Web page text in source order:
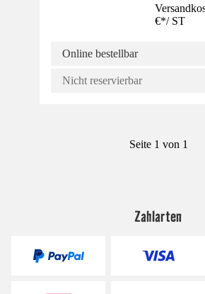
€*/ ST
Online bestellbar
Nicht reservierbar
Seite 1 von 1
Zahlarten